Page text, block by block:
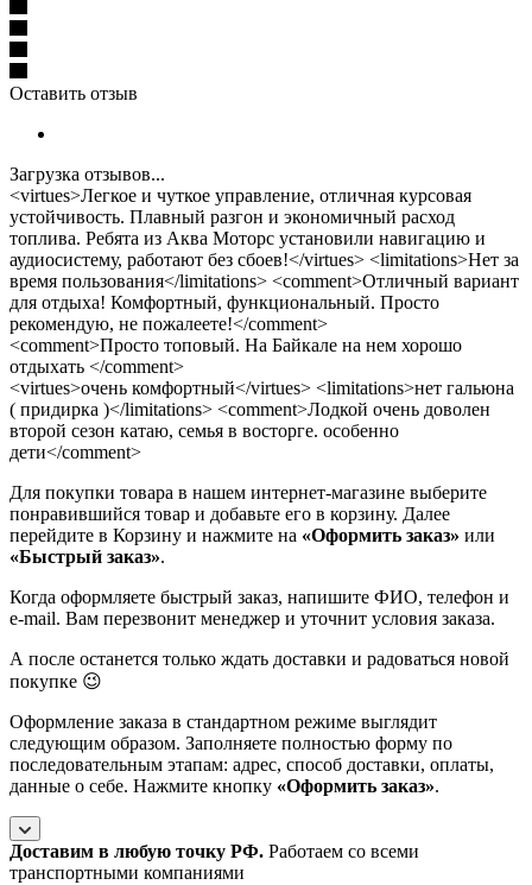
Оставить отзыв
Загрузка отзывов...
<virtues>Легкое и чуткое управление, отличная курсовая
устойчивость. Плавный разгон и экономичный расход
топлива. Ребята из Аква Моторс установили навигацию и
аудиосистему, работают без сбоев!</virtues> <limitations>Нет за
время пользования</limitations> <comment>Отличный вариант
для отдыха! Комфортный, функциональный. Просто
рекомендую, не пожалеете!</comment>
<comment>Просто топовый. На Байкале на нем хорошо
отдыхать </comment>
<virtues>очень комфортный</virtues> <limitations>нет гальюна
( придирка )</limitations> <comment>Лодкой очень доволен
второй сезон катаю, семья в восторге. особенно
дети</comment>
Для покупки товара в нашем интернет-магазине выберите
понравившийся товар и добавьте его в корзину. Далее
перейдите в Корзину и нажмите на «Оформить заказ» или
«Быстрый заказ».
Когда оформляете быстрый заказ, напишите ФИО, телефон и
e-mail. Вам перезвонит менеджер и уточнит условия заказа.
А после останется только ждать доставки и радоваться новой
покупке 😉
Оформление заказа в стандартном режиме выглядит
следующим образом. Заполняете полностью форму по
последовательным этапам: адрес, способ доставки, оплаты,
данные о себе. Нажмите кнопку «Оформить заказ».
Доставим в любую точку РФ. Работаем со всеми
транспортными компаниями